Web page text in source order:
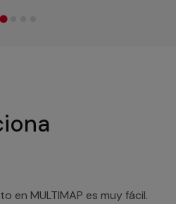
en MULTIMAP es muy fácil.